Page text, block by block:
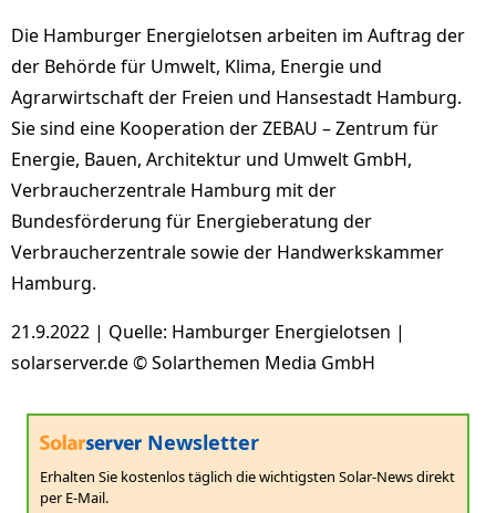
Die Hamburger Energielotsen arbeiten im Auftrag der
der Behörde für Umwelt, Klima, Energie und
Agrarwirtschaft der Freien und Hansestadt Hamburg.
Sie sind eine Kooperation der ZEBAU – Zentrum für
Energie, Bauen, Architektur und Umwelt GmbH,
Verbraucherzentrale Hamburg mit der
Bundesförderung für Energieberatung der
Verbraucherzentrale sowie der Handwerkskammer
Hamburg.
21.9.2022 | Quelle: Hamburger Energielotsen |
solarserver.de © Solarthemen Media GmbH
Newsletter
Erhalten Sie kostenlos täglich die wichtigsten Solar-News direkt
per E-Mail.